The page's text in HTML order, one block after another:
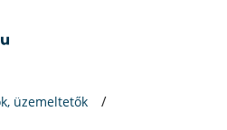
üzemeltetők